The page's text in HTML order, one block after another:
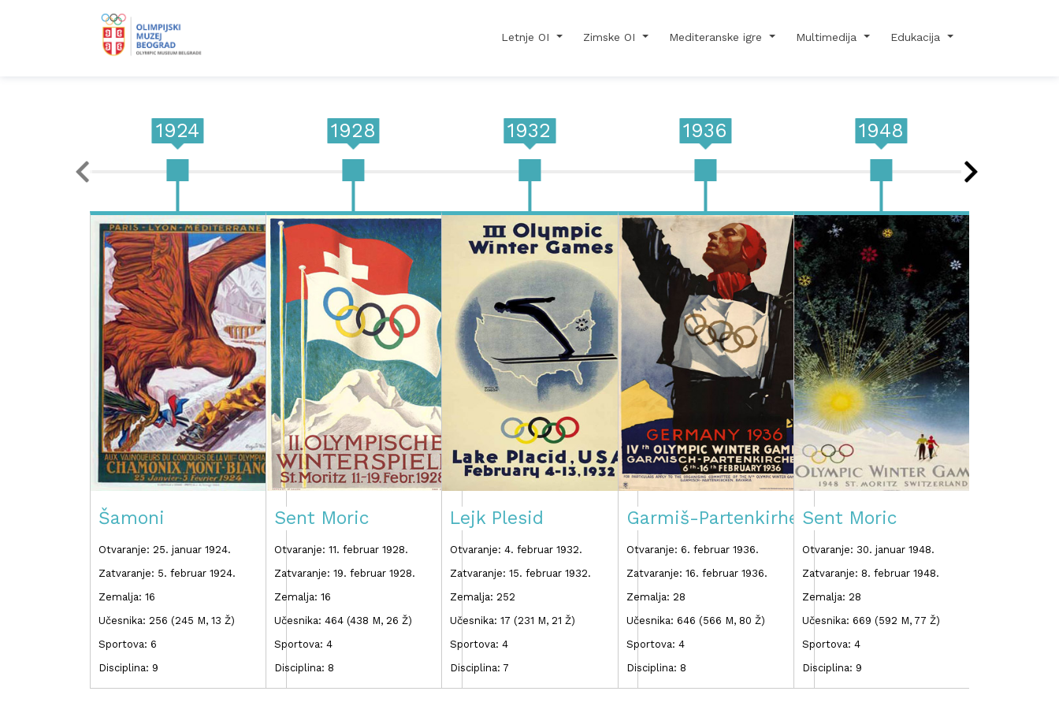
Letnje OI Zimske OI Mediteranske igre Multimedija Edukacija
1924
Šamoni
Otvaranje: 25. januar 1924.
Zatvaranje: 5. februar 1924.
Zemalja: 16
Učesnika: 256 (245 M, 13 Ž)
Sportova: 6
Disciplina: 9
1928
Sent Moric
Otvaranje: 11. februar 1928.
Zatvaranje: 19. februar 1928.
Zemalja: 16
Učesnika: 464 (438 M, 26 Ž)
Sportova: 4
Disciplina: 8
1932
Lejk Plesid
Otvaranje: 4. februar 1932.
Zatvaranje: 15. februar 1932.
Zemalja: 252
Učesnika: 17 (231 M, 21 Ž)
Sportova: 4
Disciplina: 7
1936
Garmiš-Partenkirhen
Otvaranje: 6. februar 1936.
Zatvaranje: 16. februar 1936.
Zemalja: 28
Učesnika: 646 (566 M, 80 Ž)
Sportova: 4
Disciplina: 8
1948
Sent Moric
Otvaranje: 30. januar 1948.
Zatvaranje: 8. februar 1948.
Zemalja: 28
Učesnika: 669 (592 M, 77 Ž)
Sportova: 4
Disciplina: 9